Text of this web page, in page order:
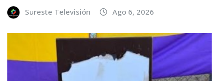
Sureste Televisión Ago 6, 2026